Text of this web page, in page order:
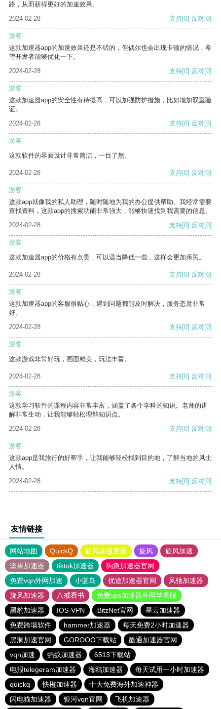
路，从而获得更好的加速效果。
2024-02-28
支持[0] 反对[0]
游客
这款加速器app的加速效果还是不错的，但偶尔也会出现卡顿的情况，希
望开发者能够优化一下。
2024-02-28
支持[0] 反对[0]
游客
这款加速器app的安全性有待提高，可以加强防护措施，比如增加双重验
证。
2024-02-28
支持[0] 反对[0]
游客
这款软件的界面设计非常简洁，一目了然。
2024-02-28 支持[0] 反对[0]
游客
这款app就像我的私人助理，随时随地为我的办公提供帮助。我经常需要
查找资料，这款app的搜索功能非常强大，能够快速找到我需要的信息。
2024-02-28
支持[0] 反对[0]
游客
这款加速器app的价格有点贵，可以适当降低一些，这样会更加亲民。
2024-02-28 支持[0] 反对[0]
游客
这款加速器app的客服很贴心，遇到问题都能及时解决，服务态度非常
好。
2024-02-28
支持[0] 反对[0]
游客
这款游戏非常好玩，画面精美，玩法丰富。
2024-02-28 支持[0] 反对[0]
游客
这款学习软件的课程内容非常丰富，涵盖了各个学科的知识。老师的讲
解非常生动，让我能够轻松理解知识点。
2024-02-28
支持[0] 反对[0]
游客
这款app是我旅行的好帮手，让我能够轻松找到目的地，了解当地的风土
人情。
2024-02-28
支持[0] 反对[0]
友情链接
网站地图 QuickQ 旋风加速度器 旋风
旋风加速
坚果加速器
tiktok加速器
狗急加速器官网
免费vqn外网加速
小蓝鸟 优途加速器官网
风驰加速器
旋风加速器
八戒看书
免费vps加速器外网苹果版
黑豹加速器
IOS-VPN BitzNet官网
星云加速器
免费跨墙软件
hammer加速器
每天免费2小时加速器
黑洞加速官网
GOROOO下载站
酷通加速器官网
vqn加速
蚂蚁加速器
6513下载站
电报telegeram加速器
海鸥加速器
每天试用一小时加速器
quickq
快橙加速器
十大免费海外加速神器
闪电猫加速器
银河vqn官网 飞机加速器